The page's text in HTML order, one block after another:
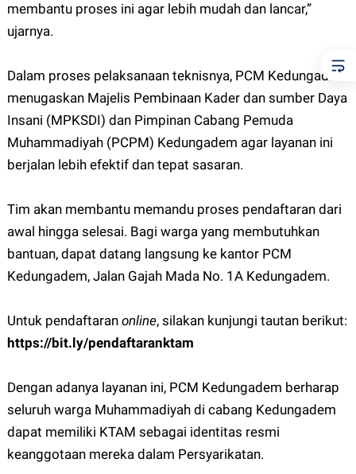
membantu proses ini agar lebih mudah dan lancar,”
ujarnya.
Dalam proses pelaksanaan teknisnya, PCM Kedungadem
menugaskan Majelis Pembinaan Kader dan sumber Daya
Insani (MPKSDI) dan Pimpinan Cabang Pemuda
Muhammadiyah (PCPM) Kedungadem agar layanan ini
berjalan lebih efektif dan tepat sasaran.
Tim akan membantu memandu proses pendaftaran dari
awal hingga selesai. Bagi warga yang membutuhkan
bantuan, dapat datang langsung ke kantor PCM
Kedungadem, Jalan Gajah Mada No. 1A Kedungadem.
Untuk pendaftaranonline, silakan kunjungi tautan berikut:
https://bit.ly/pendaftaranktam
Dengan adanya layanan ini, PCM Kedungadem berharap
seluruh warga Muhammadiyah di cabang Kedungadem
dapat memiliki KTAM sebagai identitas resmi
keanggotaan mereka dalam Persyarikatan.